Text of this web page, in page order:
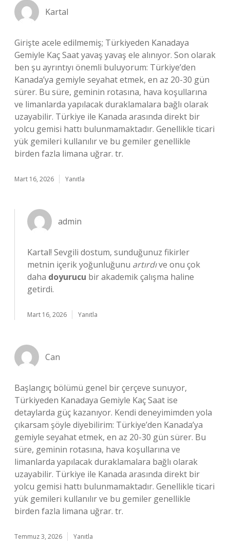
Kartal
Girişte acele edilmemiş; Türkiyeden Kanadaya
Gemiyle Kaç Saat yavaş yavaş ele alınıyor. Son olarak
ben şu ayrıntıyı önemli buluyorum: Türkiye’den
Kanada’ya gemiyle seyahat etmek, en az 20-30 gün
sürer. Bu süre, geminin rotasına, hava koşullarına
ve limanlarda yapılacak duraklamalara bağlı olarak
uzayabilir. Türkiye ile Kanada arasında direkt bir
yolcu gemisi hattı bulunmamaktadır. Genellikle ticari
yük gemileri kullanılır ve bu gemiler genellikle
birden fazla limana uğrar. tr.
Mart 16, 2026 Yanıtla
admin
Kartal! Sevgili dostum, sunduğunuz fikirler
metnin içerik yoğunluğunu artırdıve onu çok
daha doyurucu bir akademik çalışma haline
getirdi.
Mart 16, 2026 Yanıtla
Can
Başlangıç bölümü genel bir çerçeve sunuyor,
Türkiyeden Kanadaya Gemiyle Kaç Saat ise
detaylarda güç kazanıyor. Kendi deneyimimden yola
çıkarsam şöyle diyebilirim: Türkiye’den Kanada’ya
gemiyle seyahat etmek, en az 20-30 gün sürer. Bu
süre, geminin rotasına, hava koşullarına ve
limanlarda yapılacak duraklamalara bağlı olarak
uzayabilir. Türkiye ile Kanada arasında direkt bir
yolcu gemisi hattı bulunmamaktadır. Genellikle ticari
yük gemileri kullanılır ve bu gemiler genellikle
birden fazla limana uğrar. tr.
Temmuz 3, 2026 Yanıtla